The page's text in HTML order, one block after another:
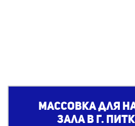
Массовка для
зала в г.